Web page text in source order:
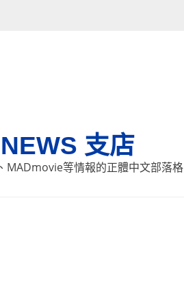
支店
MADmovie等情報的正體中文部落格